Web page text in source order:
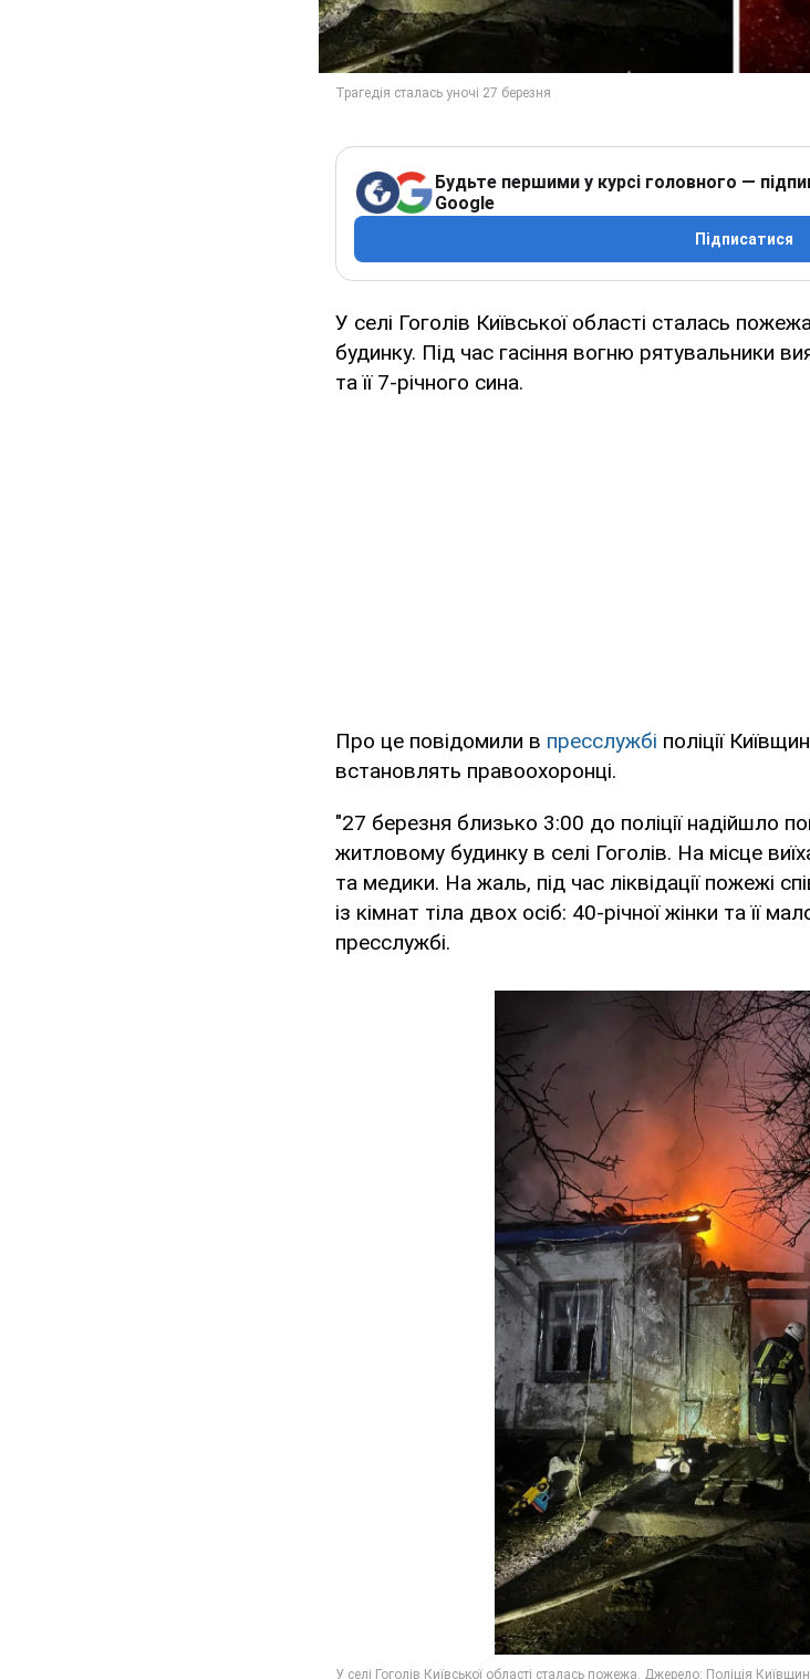
Будьте першими у курсі головного —
Google
Підписатися
У селі Гоголів Київської області сталась
будинку. Під час гасіння вогню рятувальники
та її 7-річного сина.
Про це повідомили в пресслужбі поліції
встановлять правоохоронці.
"27 березня близько 3:00 до поліції надійшло
житловому будинку в селі Гоголів. На місце
та медики. На жаль, під час ліквідації пожежі
із кімнат тіла двох осіб: 40-річної жінки та її
пресслужбі.